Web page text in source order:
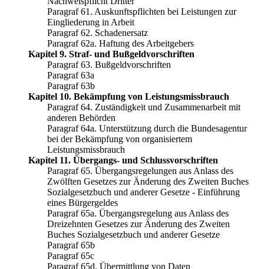
Paragraf 61. Auskunftspflichten bei Leistungen zur
Eingliederung in Arbeit
Paragraf 62. Schadenersatz
Paragraf 62a. Haftung des Arbeitgebers
Kapitel 9. Straf- und Bußgeldvorschriften
Paragraf 63. Bußgeldvorschriften
Paragraf 63a
Paragraf 63b
Kapitel 10. Bekämpfung von Leistungsmissbrauch
Paragraf 64. Zuständigkeit und Zusammenarbeit mit
anderen Behörden
Paragraf 64a. Unterstützung durch die Bundesagentur
bei der Bekämpfung von organisiertem
Leistungsmissbrauch
Kapitel 11. Übergangs- und Schlussvorschriften
Paragraf 65. Übergangsregelungen aus Anlass des
Zwölften Gesetzes zur Änderung des Zweiten Buches
Sozialgesetzbuch und anderer Gesetze - Einführung
eines Bürgergeldes
Paragraf 65a. Übergangsregelung aus Anlass des
Dreizehnten Gesetzes zur Änderung des Zweiten
Buches Sozialgesetzbuch und anderer Gesetze
Paragraf 65b
Paragraf 65c
Paragraf 65d. Übermittlung von Daten